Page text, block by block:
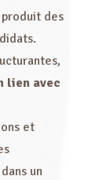
produit des
lien avec
et
un